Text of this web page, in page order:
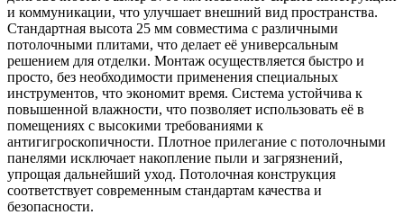
и коммуникации, что улучшает внешний вид пространства.
Стандартная высота 25 мм совместима с различными
потолочными плитами, что делает её универсальным
решением для отделки. Монтаж осуществляется быстро и
просто, без необходимости применения специальных
инструментов, что экономит время. Система устойчива к
повышенной влажности, что позволяет использовать её в
помещениях с высокими требованиями к
антигигроскопичности. Плотное прилегание с потолочными
панелями исключает накопление пыли и загрязнений,
упрощая дальнейший уход. Потолочная конструкция
соответствует современным стандартам качества и
безопасности.